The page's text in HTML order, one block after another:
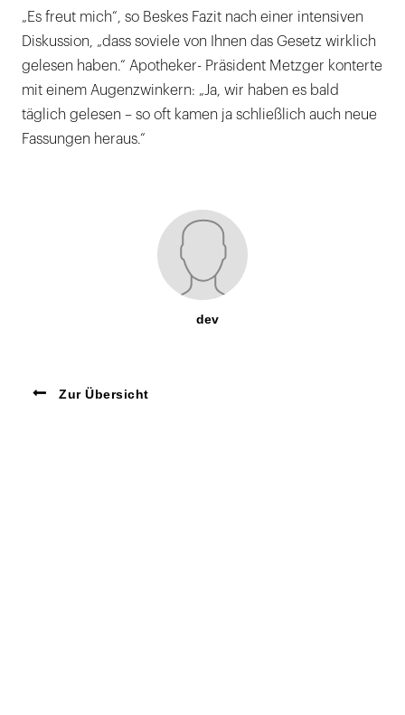
„Es freut mich“, so Beskes Fazit nach einer intensiven
Diskussion, „dass soviele von Ihnen das Gesetz wirklich
gelesen haben.“ Apotheker- Präsident Metzger konterte
mit einem Augenzwinkern: „Ja, wir haben es bald
täglich gelesen – so oft kamen ja schließlich auch neue
Fassungen heraus.“
dev
Zur Übersicht